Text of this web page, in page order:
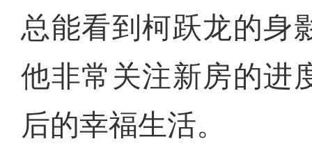
总能看到柯跃龙的身
他非常关注新房的进
后的幸福生活。